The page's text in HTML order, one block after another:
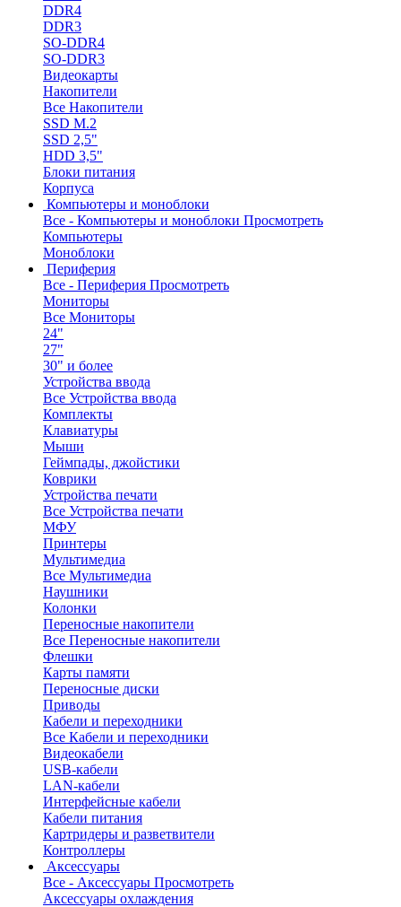
DDR4
DDR3
SO-DDR4
SO-DDR3
Видеокарты
Накопители
Все Накопители
SSD M.2
SSD 2,5"
HDD 3,5"
Блоки питания
Корпуса
Компьютеры и моноблоки
Все - Компьютеры и моноблоки Просмотреть
Компьютеры
Моноблоки
Периферия
Все - Периферия Просмотреть
Мониторы
Все Мониторы
24"
27"
30" и более
Устройства ввода
Все Устройства ввода
Комплекты
Клавиатуры
Мыши
Геймпады, джойстики
Коврики
Устройства печати
Все Устройства печати
МФУ
Принтеры
Мультимедиа
Все Мультимедиа
Наушники
Колонки
Переносные накопители
Все Переносные накопители
Флешки
Карты памяти
Переносные диски
Приводы
Кабели и переходники
Все Кабели и переходники
Видеокабели
USB-кабели
LAN-кабели
Интерфейсные кабели
Кабели питания
Картридеры и разветвители
Контроллеры
Аксессуары
Все - Аксессуары Просмотреть
Аксессуары охлаждения